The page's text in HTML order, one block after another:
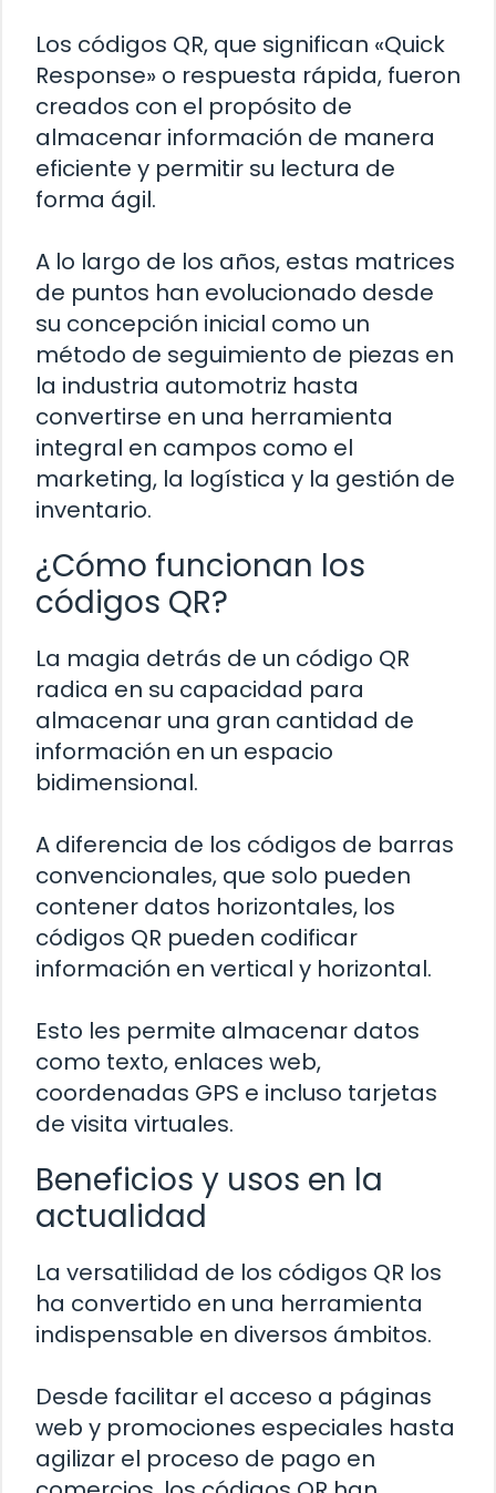
Los códigos QR, que significan «Quick
Response» o respuesta rápida, fueron
creados con el propósito de
almacenar información de manera
eficiente y permitir su lectura de
forma ágil.
A lo largo de los años, estas matrices
de puntos han evolucionado desde
su concepción inicial como un
método de seguimiento de piezas en
la industria automotriz hasta
convertirse en una herramienta
integral en campos como el
marketing, la logística y la gestión de
inventario.
¿Cómo funcionan los
códigos QR?
La magia detrás de un código QR
radica en su capacidad para
almacenar una gran cantidad de
información en un espacio
bidimensional.
A diferencia de los códigos de barras
convencionales, que solo pueden
contener datos horizontales, los
códigos QR pueden codificar
información en vertical y horizontal.
Esto les permite almacenar datos
como texto, enlaces web,
coordenadas GPS e incluso tarjetas
de visita virtuales.
Beneficios y usos en la
actualidad
La versatilidad de los códigos QR los
ha convertido en una herramienta
indispensable en diversos ámbitos.
Desde facilitar el acceso a páginas
web y promociones especiales hasta
agilizar el proceso de pago en